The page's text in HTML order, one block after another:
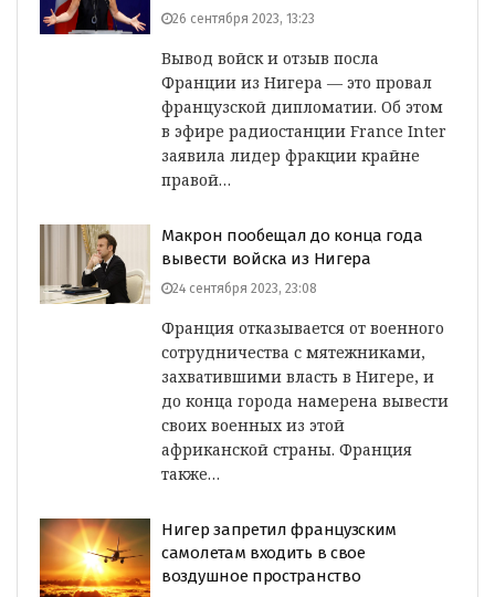
26 сентября 2023, 13:23
Вывод войск и отзыв посла
Франции из Нигера — это провал
французской дипломатии. Об этом
в эфире радиостанции France Inter
заявила лидер фракции крайне
правой…
Макрон пообещал до конца года
вывести войска из Нигера
24 сентября 2023, 23:08
Франция отказывается от военного
сотрудничества с мятежниками,
захватившими власть в Нигере, и
до конца города намерена вывести
своих военных из этой
африканской страны. Франция
также…
Нигер запретил французским
самолетам входить в свое
воздушное пространство